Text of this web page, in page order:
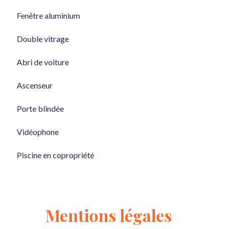
Fenêtre aluminium
Double vitrage
Abri de voiture
Ascenseur
Porte blindée
Vidéophone
Piscine en copropriété
Mentions légales